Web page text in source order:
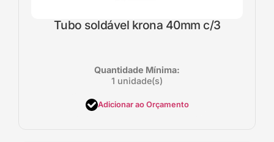
Tubo soldável krona 40mm c/3
Quantidade Mínima:
1 unidade(s)
Adicionar ao Orçamento